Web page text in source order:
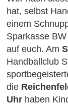
hat, selbst
einem
Sparkasse
auf euch. Am
Handballclub
die
Uhr haben